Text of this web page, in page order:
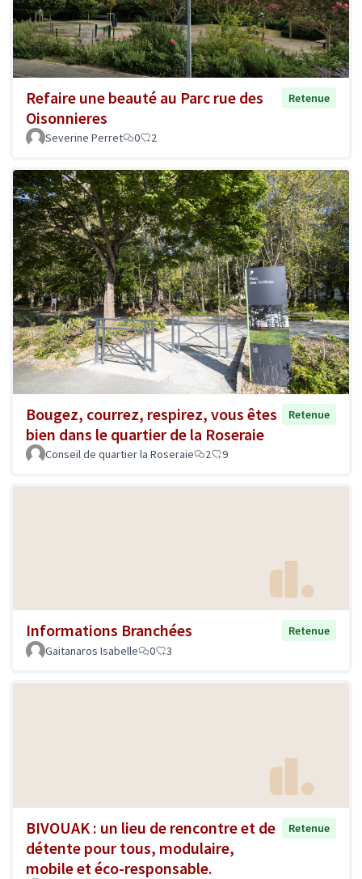
Refaire une beauté au Parc rue des
Oisonnieres
Retenue
Severine Perret 0 2
Bougez, courrez, respirez, vous êtes
bien dans le quartier de la Roseraie
Retenue
Conseil de quartier la Roseraie 2 9
Informations Branchées
Retenue
Gaitanaros Isabelle
0 3
BIVOUAK : un lieu de rencontre et de
détente pour tous, modulaire,
mobile et éco-responsable.
Retenue